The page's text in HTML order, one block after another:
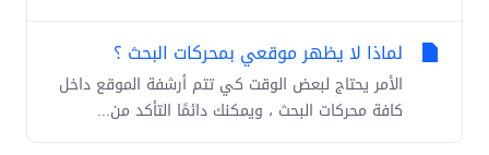
لماذا لا يظهر موقعي بمحركات البحث ؟
الأمر يحتاج لبعض الوقت كي تتم أرشفة الموقع داخل
كافة محركات البحث ، ويمكنك دائمًا التأكد من...